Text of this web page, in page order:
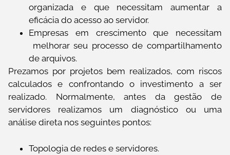
organizada e que necessitam aumentar a
eficácia do acesso ao servidor.
Empresas em crescimento que necessitam
melhorar seu processo de compartilhamento
de arquivos.
Prezamos por projetos bem realizados, com riscos
calculados e confrontando o investimento a ser
realizado. Normalmente, antes da gestão de
servidores realizamos um diagnóstico ou uma
análise direta nos seguintes pontos:
Topologia de redes e servidores.